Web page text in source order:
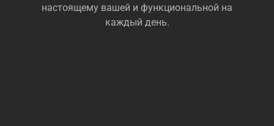
настоящему вашей и функциональной на
каждый день.